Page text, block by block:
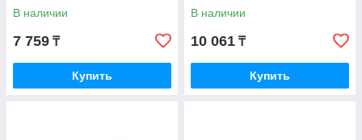
В наличии
7 759 ₸
Купить
В наличии
10 061 ₸
Купить